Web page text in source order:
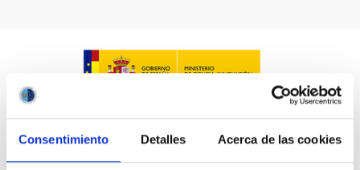
Consentimiento Detalles Acerca de las cookies